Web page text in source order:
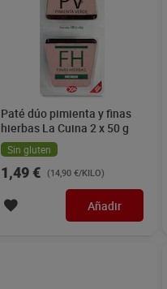
Paté dúo pimienta y finas
hierbas La Cuina 2 x 50 g
Sin gluten
1,49 € (14,90 €/KILO)
Añadir